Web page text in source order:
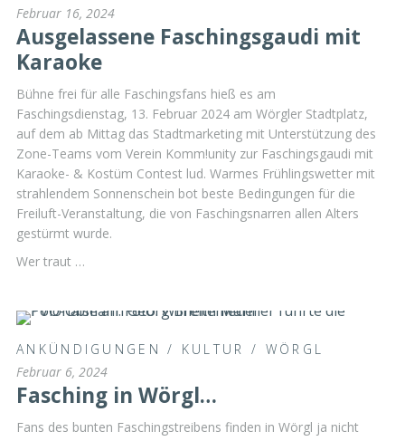
Februar 16, 2024
Ausgelassene Faschingsgaudi mit
Karaoke
Bühne frei für alle Faschingsfans hieß es am
Faschingsdienstag, 13. Februar 2024 am Wörgler Stadtplatz,
auf dem ab Mittag das Stadtmarketing mit Unterstützung des
Zone-Teams vom Verein Komm!unity zur Faschingsgaudi mit
Karaoke- & Kostüm Contest lud. Warmes Frühlingswetter mit
strahlendem Sonnenschein bot beste Bedingungen für die
Freiluft-Veranstaltung, die von Faschingsnarren allen Alters
gestürmt wurde.
Wer traut …
ANKÜNDIGUNGEN / KULTUR / WÖRGL
Februar 6, 2024
Fasching in Wörgl…
Fans des bunten Faschingstreibens finden in Wörgl ja nicht